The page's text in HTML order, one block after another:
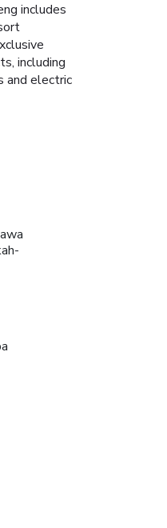
includes
including
and electric